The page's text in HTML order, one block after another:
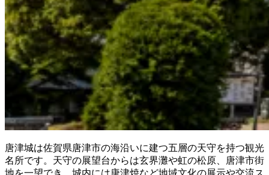
唐津城は佐賀県唐津市の海沿いに建つ五層の天守を持つ観光
名所です。天守の展望台からは玄界灘や虹の松原、唐津市街